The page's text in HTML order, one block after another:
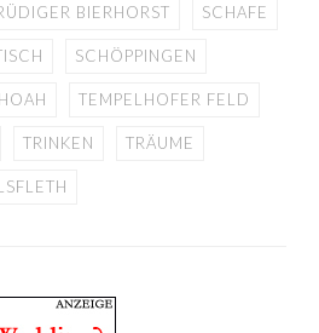
BIERHORST SCHAFE
SCHÖPPINGEN
TEMPELHOFER FELD
TRINKEN TRÄUME